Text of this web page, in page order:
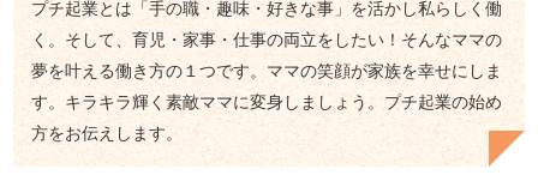
プチ起業とは「手の職・趣味・好きな事」を活かし私らしく働
く。そして、育児・家事・仕事の両立をしたい！そんなママの
夢を叶える働き方の１つです。ママの笑顔が家族を幸せにしま
す。キラキラ輝く素敵ママに変身しましょう。プチ起業の始め
方をお伝えします。